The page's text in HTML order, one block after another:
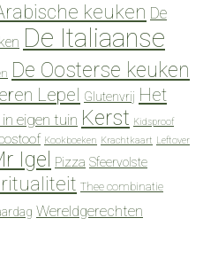
keuken De
De Italiaanse
De Oosterse keuken
Lepel Glutenvrij Het
eigen tuin Kerst Kidsproof
Kookboeken Krachtkaart Leftover
Igel Pizza Sfeervolste
Thee combinatie
Wereldgerechten